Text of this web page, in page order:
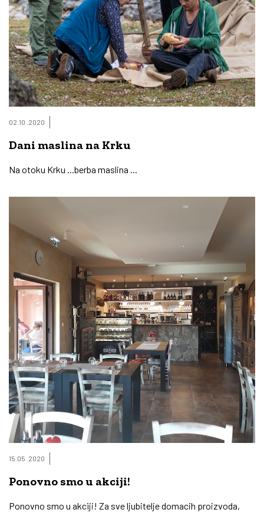
02.10 .2020
Dani maslina na Krku
Na otoku Krku ...berba maslina ...
15.05 .2020
Ponovno smo u akciji!
Ponovno smo u akciji! Za sve ljubitelje domacih proizvoda,